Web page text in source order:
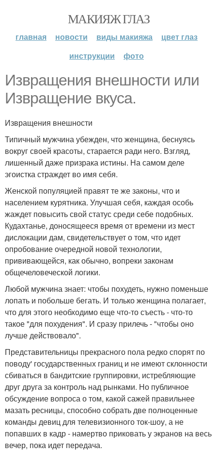
МАКИЯЖ ГЛАЗ
главная новости виды макияжа
цвет глаз
инструкции
фото
Извращения внешности или
Извращение вкуса.
Извращения внешности
Типичный мужчина убежден, что женщина, беснуясь
вокруг своей красоты, старается ради него. Взгляд,
лишенный даже призрака истины. На самом деле
эгоистка страждет во имя себя.
Женской популяцией правят те же законы, что и
населением курятника. Улучшая себя, каждая особь
жаждет повысить свой статус среди себе подобных.
Кудахтанье, доносящееся время от времени из мест
дислокации дам, свидетельствует о том, что идет
опробование очередной новой технологии,
прививающейся, как обычно, вопреки законам
общечеловеческой логики.
Любой мужчина знает: чтобы похудеть, нужно поменьше
лопать и побольше бегать. И только женщина полагает,
что для этого необходимо еще что-то съесть - что-то
такое "для похудения". И сразу прилечь - "чтобы оно
лучше действовало".
Представительницы прекрасного пола редко спорят по
поводу' государственных границ и не имеют склонности
сбиваться в бандитские группировки, истребляющие
друг друга за контроль над рынками. Но публичное
обсуждение вопроса о том, какой сажей правильнее
мазать ресницы, способно собрать две полноценные
команды девиц для телевизионного ток-шоу, а не
попавших в кадр - намертво приковать у экранов на весь
вечер, пока идет передача.